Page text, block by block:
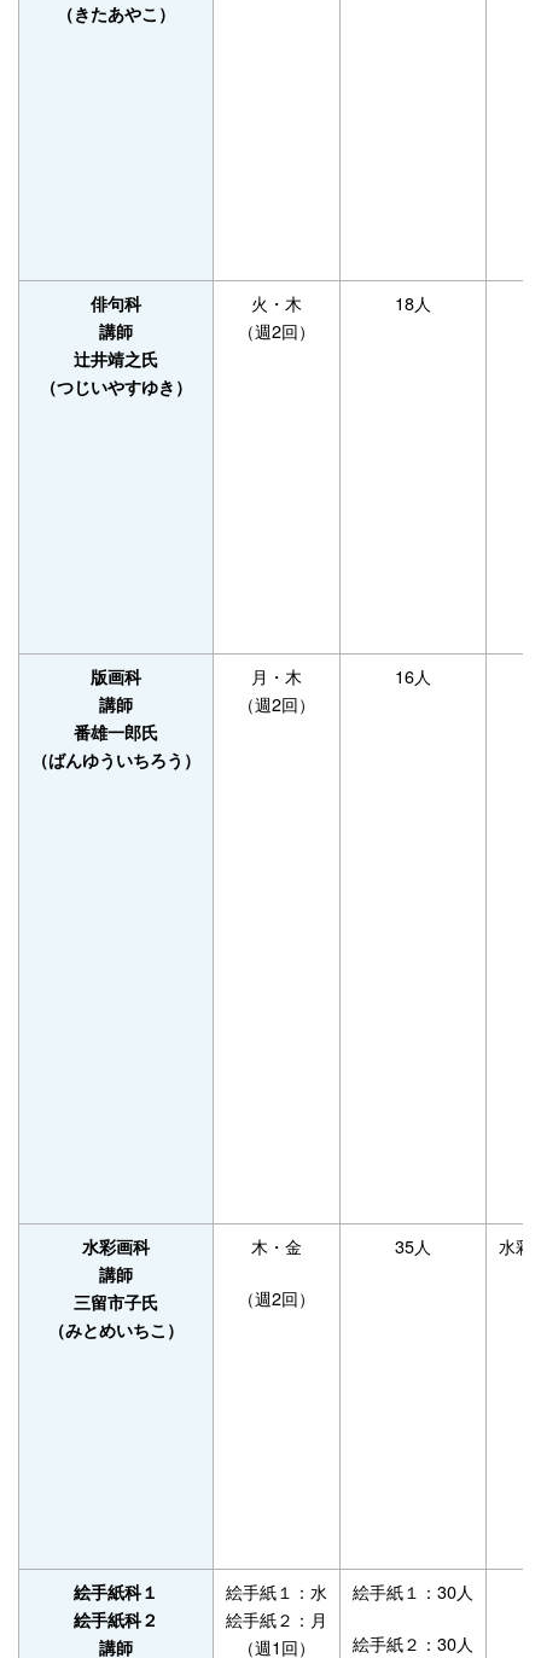
（きたあやこ）
俳句科
講師
辻井靖之氏
（つじいやすゆき）
火・木
（週2回）
18人
版画科
講師
番雄一郎氏
（ばんゆういちろう）
月・木
（週2回）
16人
水彩画科
講師
三留市子氏
（みとめいちこ）
木・金
（週2回）
35人 水彩
絵手紙科１
絵手紙科２
講師
絵手紙１：水
絵手紙２：月
（週1回）
絵手紙１：30人
絵手紙２：30人